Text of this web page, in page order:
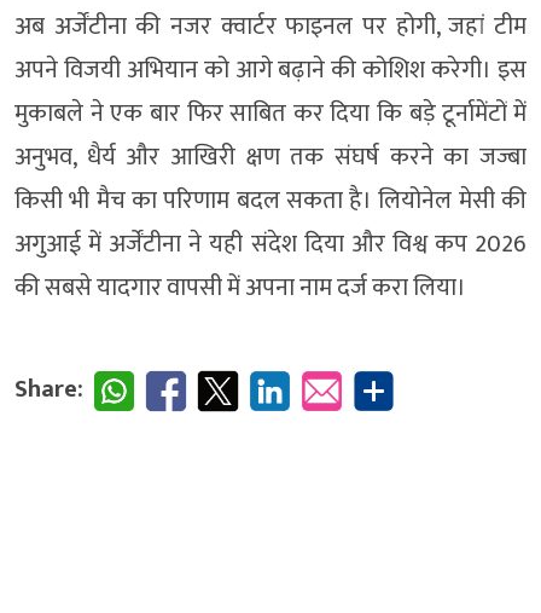
अब अर्जेंटीना की नजर क्वार्टर फाइनल पर होगी, जहां टीम
अपने विजयी अभियान को आगे बढ़ाने की कोशिश करेगी। इस
मुकाबले ने एक बार फिर साबित कर दिया कि बड़े टूर्नामेंटों में
अनुभव, धैर्य और आखिरी क्षण तक संघर्ष करने का जज्बा
किसी भी मैच का परिणाम बदल सकता है। लियोनेल मेसी की
अगुआई में अर्जेंटीना ने यही संदेश दिया और विश्व कप 2026
की सबसे यादगार वापसी में अपना नाम दर्ज करा लिया।
Share: